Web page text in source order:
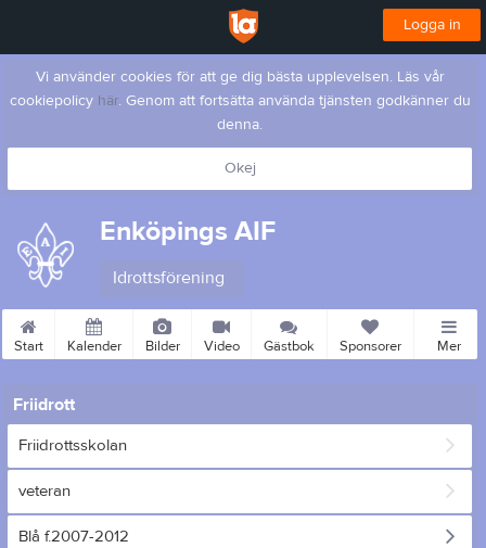
Logga in
Vi använder cookies för att ge dig bästa upplevelsen. Läs vår
cookiepolicy här. Genom att fortsätta använda tjänsten godkänner du
denna.
Okej
Enköpings AIF
Idrottsförening
Start Kalender Bilder Video Gästbok Sponsorer Mer
Friidrott
Friidrottsskolan
veteran
Blå f.2007-2012